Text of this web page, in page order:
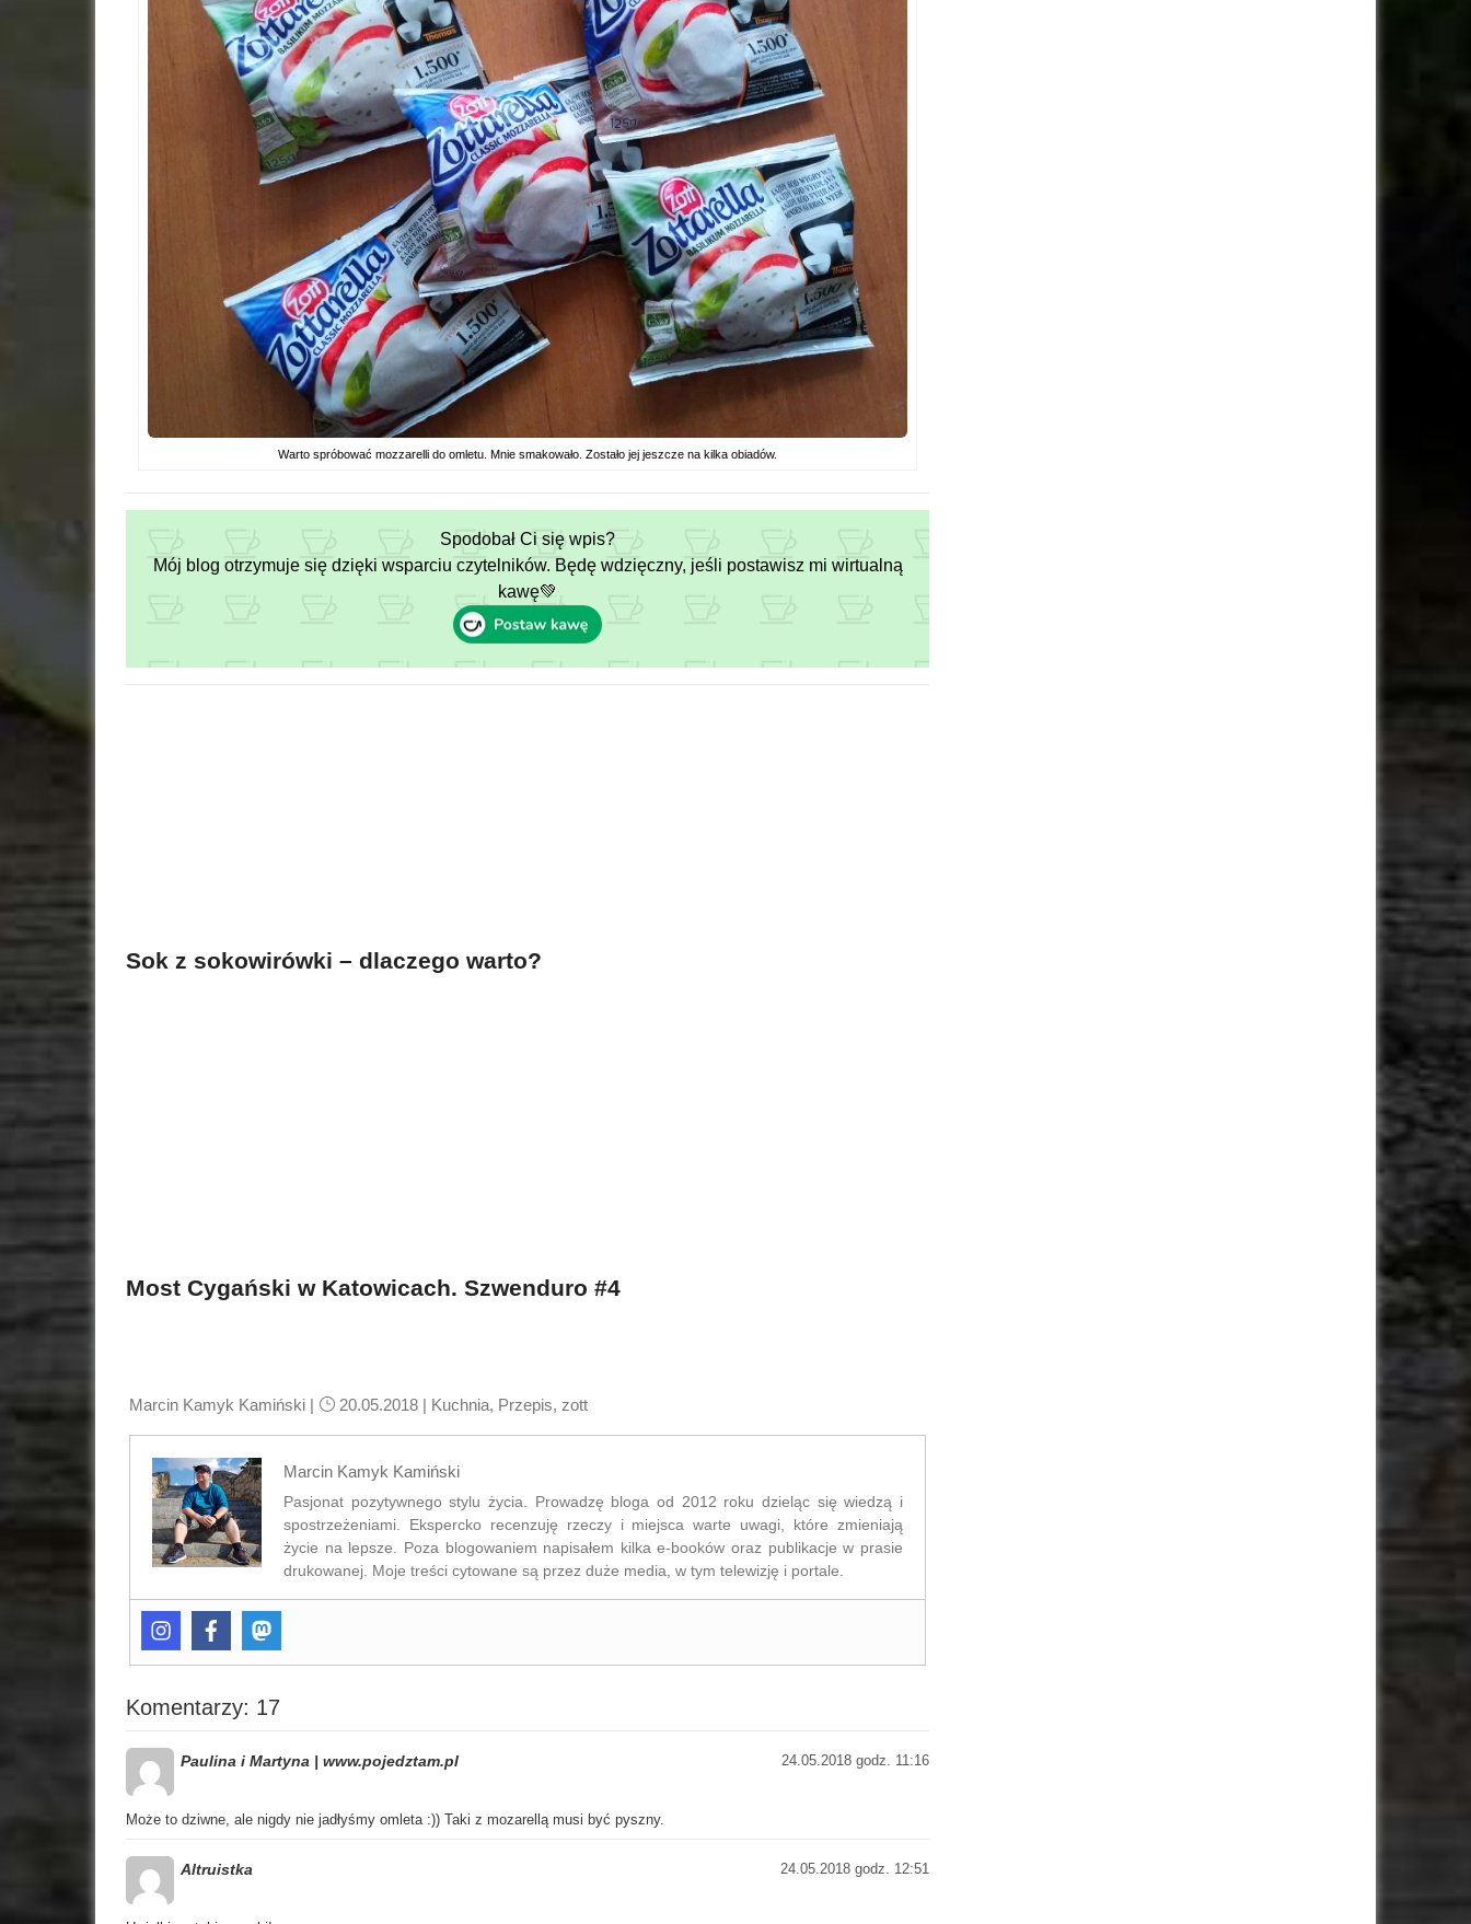
Warto spróbować mozzarelli do omletu. Mnie smakowało. Zostało jej jeszcze na kilka obiadów.
Spodobał Ci się wpis?
Mój blog otrzymuje się dzięki wsparciu czytelników. Będę wdzięczny, jeśli postawisz mi wirtualną
kawę💚
Sok z sokowirówki – dlaczego warto?
Most Cygański w Katowicach. Szwenduro #4
Marcin Kamyk Kamiński | 20.05.2018 | Kuchnia, Przepis, zott
Marcin Kamyk Kamiński
Pasjonat pozytywnego stylu życia. Prowadzę bloga od 2012 roku dzieląc się wiedzą i
spostrzeżeniami. Ekspercko recenzuję rzeczy i miejsca warte uwagi, które zmieniają
życie na lepsze. Poza blogowaniem napisałem kilka e-booków oraz publikacje w prasie
drukowanej. Moje treści cytowane są przez duże media, w tym telewizję i portale.
Komentarzy: 17
Paulina i Martyna | www.pojedztam.pl 24.05.2018 godz. 11:16
Może to dziwne, ale nigdy nie jadłyśmy omleta :)) Taki z mozarellą musi być pyszny.
Altruistka 24.05.2018 godz. 12:51